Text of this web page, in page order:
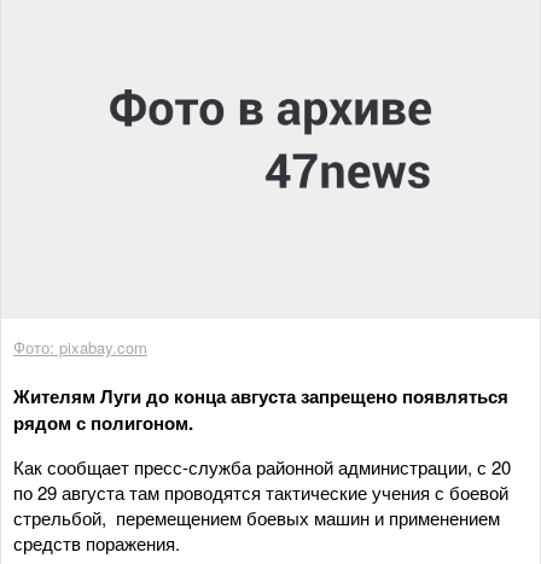
Фото: pixabay.com
Жителям Луги до конца августа запрещено появляться
рядом с полигоном.
Как сообщает пресс-служба районной администрации, с 20
по 29 августа там проводятся тактические учения с боевой
стрельбой, перемещением боевых машин и применением
средств поражения.